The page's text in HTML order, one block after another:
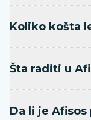
Koliko košta
Šta raditi u
Da li je